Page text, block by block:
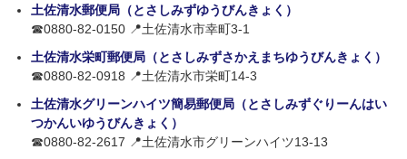
土佐清水郵便局（とさしみずゆうびんきょく）
☎0880-82-0150 📍土佐清水市幸町3-1
土佐清水栄町郵便局（とさしみずさかえまちゆうびんきょく）
☎0880-82-0918 📍土佐清水市栄町14-3
土佐清水グリーンハイツ簡易郵便局（とさしみずぐりーんはい
つかんいゆうびんきょく）
☎0880-82-2617 📍土佐清水市グリーンハイツ13-13